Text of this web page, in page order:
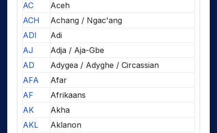
AC
Aceh
ACH
Achang / Ngac'ang
ADI
Adi
AJ
Adja / Aja-Gbe
AD
Adygea / Adyghe / Circassian
AFA
Afar
AF
Afrikaans
AK
Akha
AKL
Aklanon